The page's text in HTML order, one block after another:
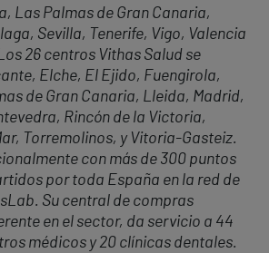
Las Palmas de Gran Canaria,
Sevilla, Tenerife, Vigo, Valencia
26 centros Vithas Salud se
Elche, El Ejido, Fuengirola,
de Gran Canaria, Lleida, Madrid,
Rincón de la Victoria,
Torremolinos, y Vitoria-Gasteiz.
con más de 300 puntos
por toda España en la red de
Su central de compras
en el sector, da servicio a 44
médicos y 20 clínicas dentales.